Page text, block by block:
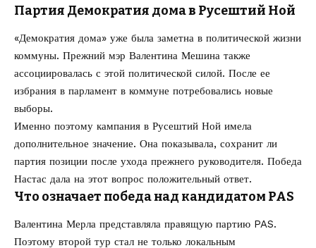
Партия Демократия дома в Русештий Ной
«Демократия дома» уже была заметна в политической жизни
коммуны. Прежний мэр Валентина Мешина также
ассоциировалась с этой политической силой. После ее
избрания в парламент в коммуне потребовались новые
выборы.
Именно поэтому кампания в Русештий Ной имела
дополнительное значение. Она показывала, сохранит ли
партия позиции после ухода прежнего руководителя. Победа
Настас дала на этот вопрос положительный ответ.
Что означает победа над кандидатом PAS
Валентина Мерла представляла правящую партию PAS.
Поэтому второй тур стал не только локальным